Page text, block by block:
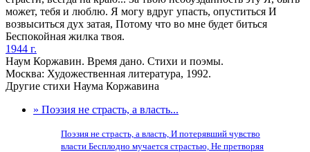
может, тебя и люблю. Я могу вдруг упасть, опуститься И
возвыситься дух затая, Потому что во мне будет биться
Беспокойная жилка твоя.
1944 г.
Наум Коржавин. Время дано. Стихи и поэмы.
Москва: Художественная литература, 1992.
Другие стихи Наума Коржавина
» Поэзия не страсть, а власть...
Поэзия не страсть, а власть, И потерявший чувство
власти Бесплодно мучается страстью, Не претворяя